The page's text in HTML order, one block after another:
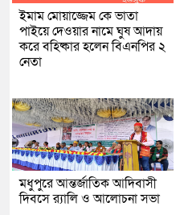
ইমাম মোয়াজ্জেম কে ভাতা
পাইয়ে দেওয়ার নামে ঘুষ আদায়
করে বহিষ্কার হলেন বিএনপির ২
নেতা
মধুপুরে আন্তর্জাতিক আদিবাসী
দিবসে র‍্যালি ও আলোচনা সভা